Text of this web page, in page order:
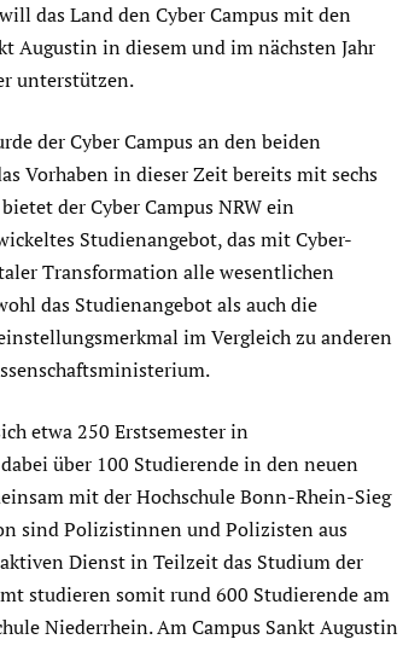
das Land den Cyber Campus mit den
Augustin in diesem und im nächsten Jahr
unterstützen.
der Cyber Campus an den beiden
Vorhaben in dieser Zeit bereits mit sechs
der Cyber Campus NRW ein
Studienangebot, das mit Cyber-
Transformation alle wesentlichen
das Studienangebot als auch die
im Vergleich zu anderen
etwa 250 Erstsemester in
über 100 Studierende in den neuen
mit der Hochschule Bonn-Rhein-Sieg
sind Polizistinnen und Polizisten aus
Dienst in Teilzeit das Studium der
studieren somit rund 600 Studierende am
Niederrhein. Am Campus Sankt Augustin